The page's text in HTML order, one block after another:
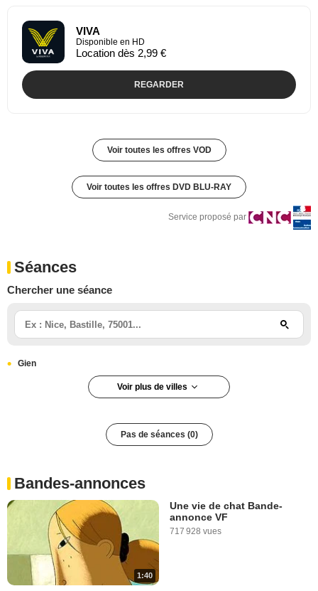
VIVA
Disponible en HD
Location dès 2,99 €
REGARDER
Voir toutes les offres VOD
Voir toutes les offres DVD BLU-RAY
Service proposé par
Séances
Chercher une séance
Gien
Voir plus de villes
Pas de séances (0)
Bandes-annonces
1:40
Une vie de chat Bande-
annonce VF
717 928 vues